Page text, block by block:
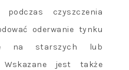
czyszczenia
oderwanie tynku
na starszych lub
Wskazane jest także